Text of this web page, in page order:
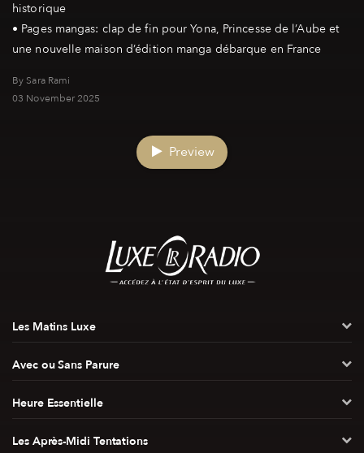
historique
• Pages mangas: clap de fin pour Yona, Princesse de l’Aube et
By Sara Rami
03 November 2025
Preview
Les Matins Luxe
Avec ou Sans Parure
Heure Essentielle
Les Après-Midi Tentations